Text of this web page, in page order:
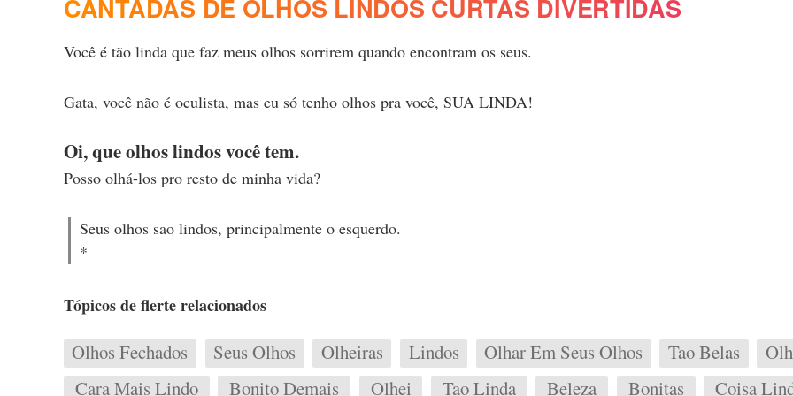
CANTADAS DE OLHOS LINDOS CURTAS DIVERTIDAS
Você é tão linda que faz meus olhos sorrirem quando encontram os seus.
Gata, você não é oculista, mas eu só tenho olhos pra você, SUA LINDA!
Oi, que olhos lindos você tem.
Posso olhá-los pro resto de minha vida?
Seus olhos sao lindos, principalmente o esquerdo.
*
Tópicos de flerte relacionados
Olhos Fechados Seus Olhos Olheiras Lindos Olhar Em Seus Olhos Tao Belas
Cara Mais Lindo
Bonito Demais Olhei Tao Linda Beleza Bonitas Coisa